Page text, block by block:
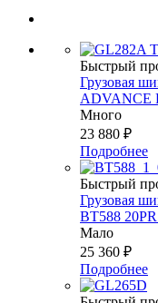
Быстрый
Грузовая
ADVANCE
Много
23 880 ₽
Подробнее
Быстрый
Грузовая
BT588
Мало
25 360 ₽
Подробнее